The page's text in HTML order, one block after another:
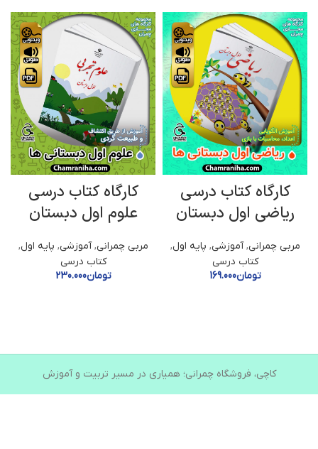
كارگاه كتاب درسى
ریاضی اول دبستان
مربی چمرانی,آموزشی, پایه اول,
کتاب درسی
تومان169.000
كارگاه كتاب درسى
علوم اول دبستان
مربی چمرانی,آموزشی, پایه اول,
کتاب درسی
تومان230.000
کاچی، فروشگاه چمرانی؛ همیاری در مسیر تربیت و آموزش